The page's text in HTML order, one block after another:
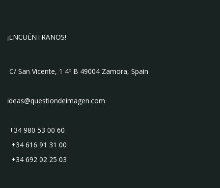
¡ENCUÉNTRANOS!
C/ San Vicente, 1 4º B 49004 Zamora, Spain
ideas@questiondeimagen.com
+34 980 53 00 60
+34 616 91 31 00
+34 692 02 25 03